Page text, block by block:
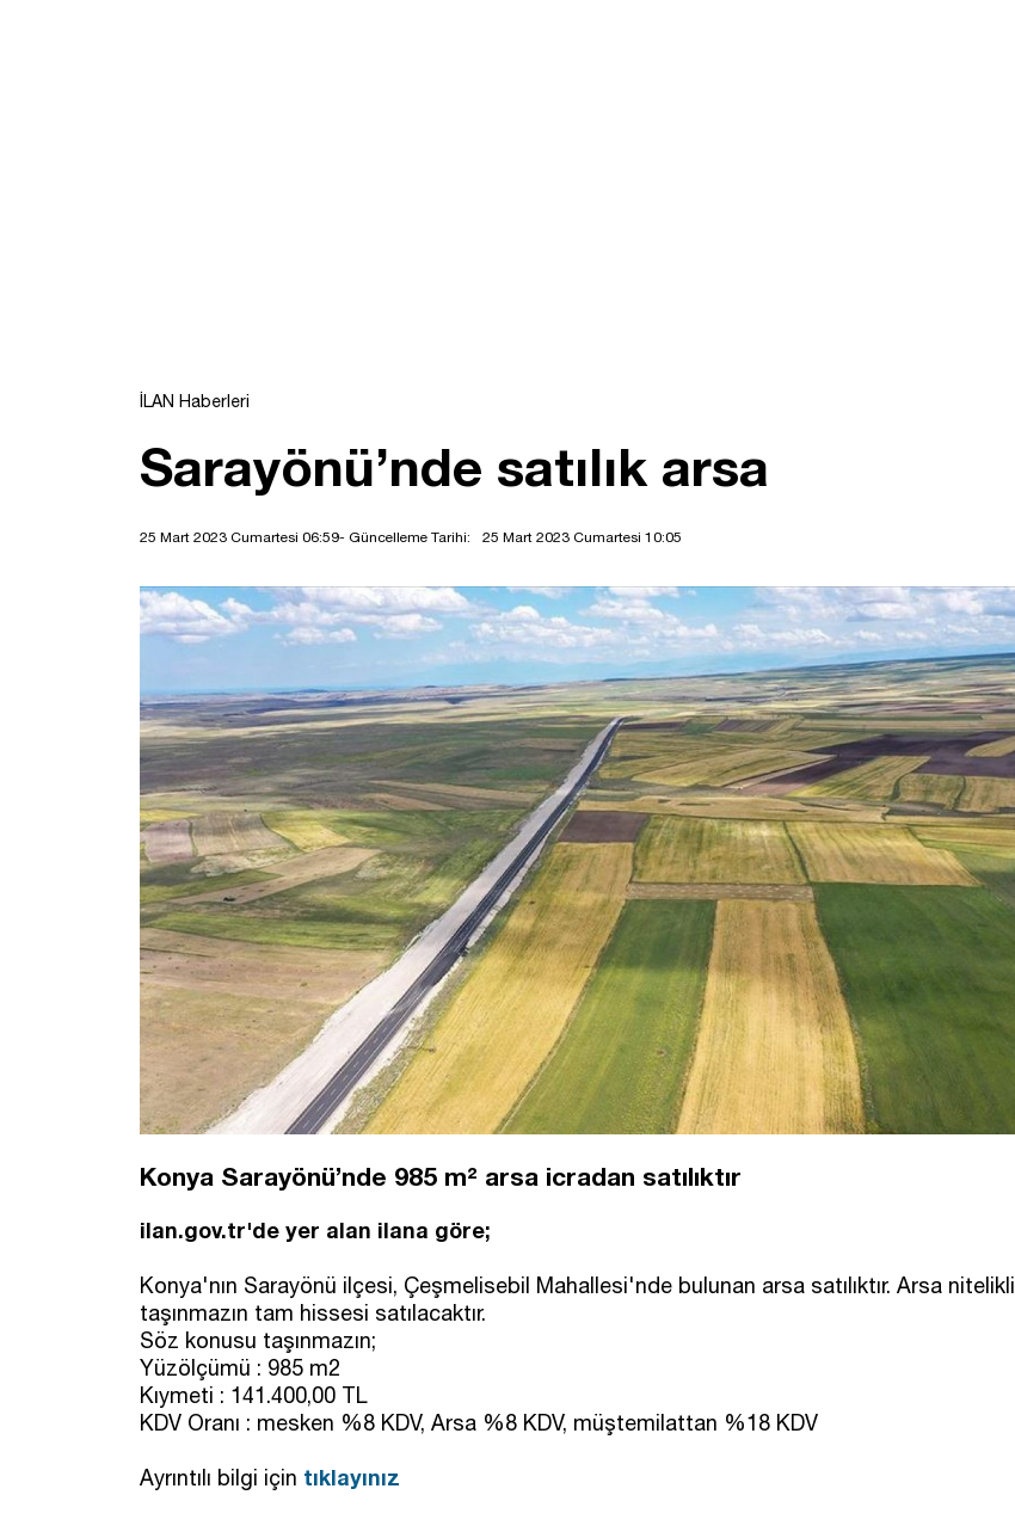
İLAN Haberleri
Sarayönü’nde satılık arsa
25 Mart 2023 Cumartesi 06:59- Güncelleme Tarihi: 25 Mart 2023 Cumartesi 10:05
Konya Sarayönü’nde 985 m² arsa icradan satılıktır
ilan.gov.tr'de yer alan ilana göre;
Konya'nın Sarayönü ilçesi, Çeşmelisebil Mahallesi'nde bulunan arsa satılıktır. Arsa nitelikli
taşınmazın tam hissesi satılacaktır.
Söz konusu taşınmazın;
Yüzölçümü : 985 m2
Kıymeti : 141.400,00 TL
KDV Oranı : mesken %8 KDV, Arsa %8 KDV, müştemilattan %18 KDV
Ayrıntılı bilgi için tıklayınız